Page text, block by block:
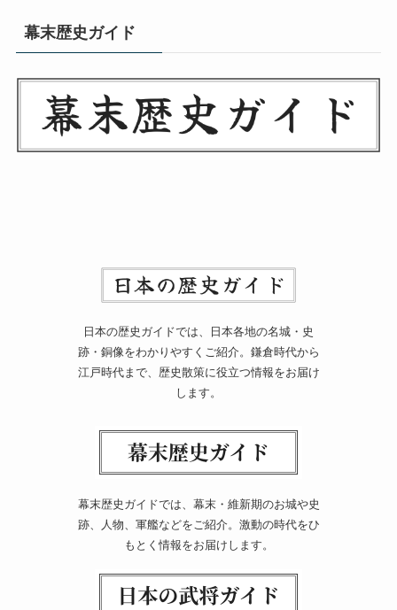
幕末歴史ガイド
日本の歴史ガイドでは、日本各地の名城・史
跡・銅像をわかりやすくご紹介。鎌倉時代から
江戸時代まで、歴史散策に役立つ情報をお届け
します。
幕末歴史ガイドでは、幕末・維新期のお城や史
跡、人物、軍艦などをご紹介。激動の時代をひ
もとく情報をお届けします。